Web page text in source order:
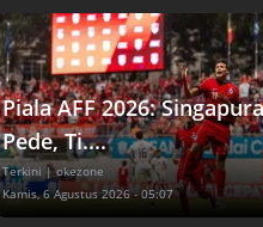
Piala AFF 2026:
Pede, Ti....
Terkini | okezone
Kamis, 6 Agustus 2026 - 05:07